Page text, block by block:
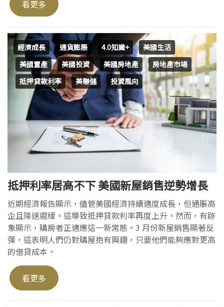
看更多
經濟成長 通貨膨脹 4.0知識+
美國生活
美國置產
美國投資 美國房地產
房地產市場
抵押貸款利率
美聯儲 投資風向
抵押利率居高不下 美國新屋銷售逆勢增長
近期經濟報告顯示，儘管美國經濟持續適度成長，但通脹高
企且降速遲緩。這導致抵押貸款利率再度上升。然而，有跡
象顯示，購房者正適應這一新常態。3 月份新屋銷售顯著反
彈，這表明人們仍對購屋抱有興趣，只要他們能夠應對更高
的借貸成本。
看更多